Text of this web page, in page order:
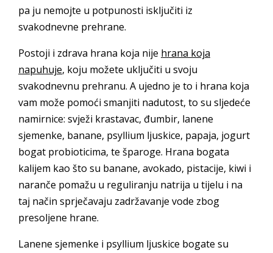
pa ju nemojte u potpunosti isključiti iz
svakodnevne prehrane.
Postoji i zdrava hrana koja nije hrana koja
napuhuje, koju možete uključiti u svoju
svakodnevnu prehranu. A ujedno je to i hrana koja
vam može pomoći smanjiti nadutost, to su sljedeće
namirnice: svježi krastavac, đumbir, lanene
sjemenke, banane, psyllium ljuskice, papaja, jogurt
bogat probioticima, te šparoge. Hrana bogata
kalijem kao što su banane, avokado, pistacije, kiwi i
naranče pomažu u reguliranju natrija u tijelu i na
taj način sprječavaju zadržavanje vode zbog
presoljene hrane.
Lanene sjemenke i psyllium ljuskice bogate su